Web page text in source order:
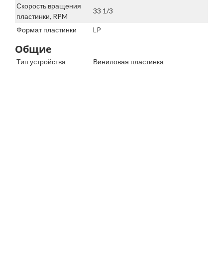
Скорость вращения
пластинки, RPM
33 1/3
Формат пластинки LP
Общие
Тип устройства Виниловая пластинка